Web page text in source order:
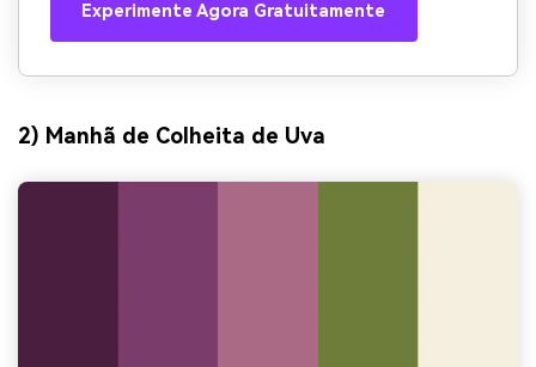
Experimente Agora Gratuitamente
2) Manhã de Colheita de Uva